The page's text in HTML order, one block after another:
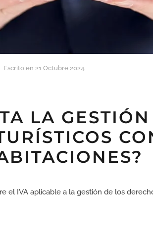
Escrito en 21 Octubre 2024.
LA
el IVA aplicable a la gestión de los